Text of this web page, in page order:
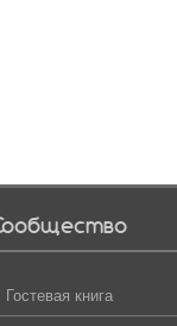
Гостевая книга